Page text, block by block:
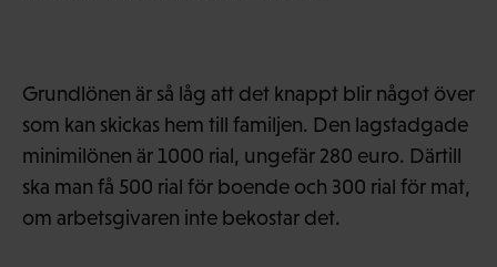
Grundlönen är så låg att det knappt blir något över
som kan skickas hem till familjen. Den lagstadgade
minimilönen är 1000 rial, ungefär 280 euro. Därtill
ska man få 500 rial för boende och 300 rial för mat,
om arbetsgivaren inte bekostar det.